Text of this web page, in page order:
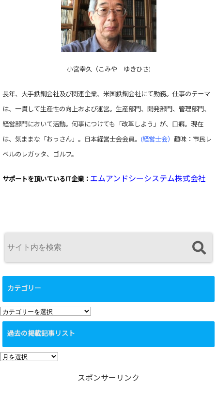
小宮幸久（こみや ゆきひさ)
長年、大手鉄鋼会社及び関連企業、米国鉄鋼会社にて勤務。仕事のテーマ
は、一貫して生産性の向上および運営。生産部門、開発部門、管理部門、
経営部門において活動。何事につけても「改革しよう」が、口癖。現在
は、気ままな「おっさん」。日本経営士会会員。 (経営士会） 趣味：市民レ
ベルのレガッタ、ゴルフ。
サポートを頂いている IT企業： エムアンドシーシステム株式会社
カテゴリー
カ
テ
リ
ー
過去の掲載記事リスト
過
スポンサーリンク